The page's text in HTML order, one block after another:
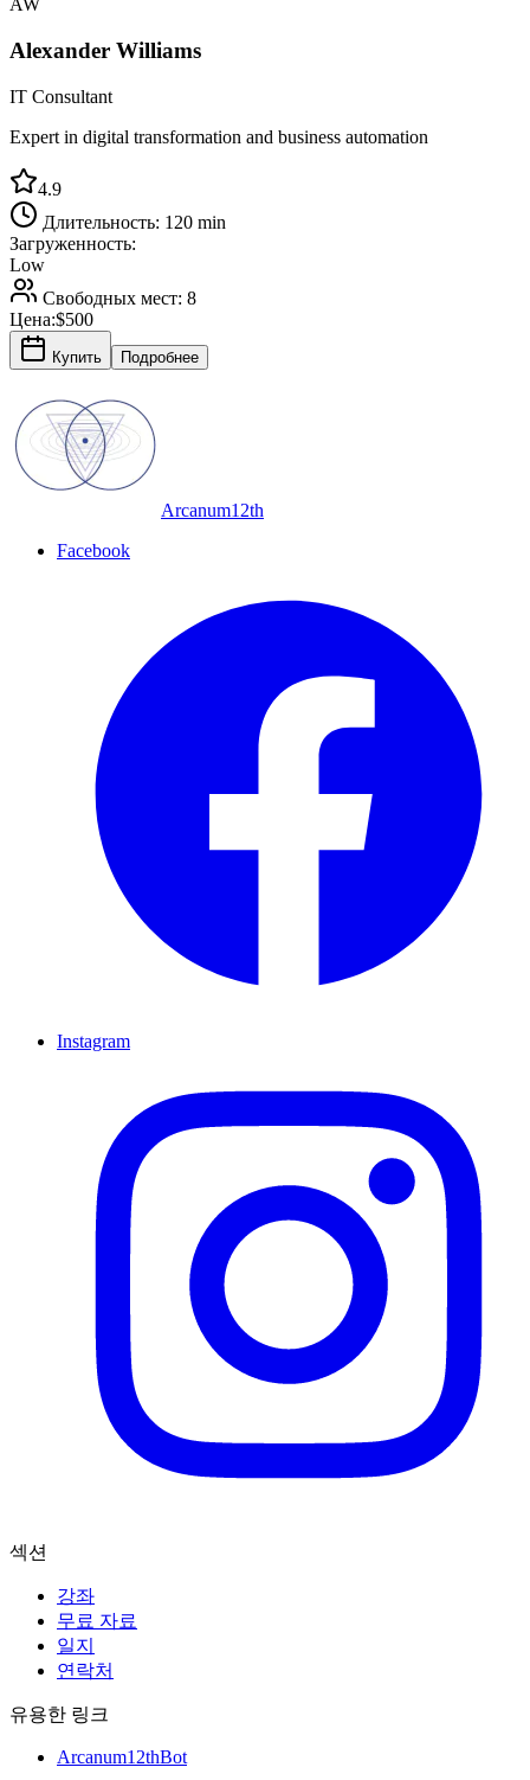
AW
Alexander Williams
IT Consultant
Expert in digital transformation and business automation
4.9
Длительность: 120 min
Загруженность:
Low
Свободных мест: 8
Цена:$500
Купить Подробнее
Arcanum12th
Facebook
Instagram
섹션
강좌
무료 자료
일지
연락처
유용한 링크
Arcanum12thBot